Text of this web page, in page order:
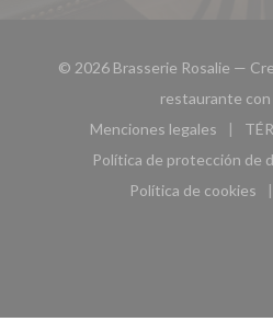
© 2026 Brasserie Rosalie —
restaurante con
Menciones legales
((abre en una
Política de protección de
Política de cookies
((abre en